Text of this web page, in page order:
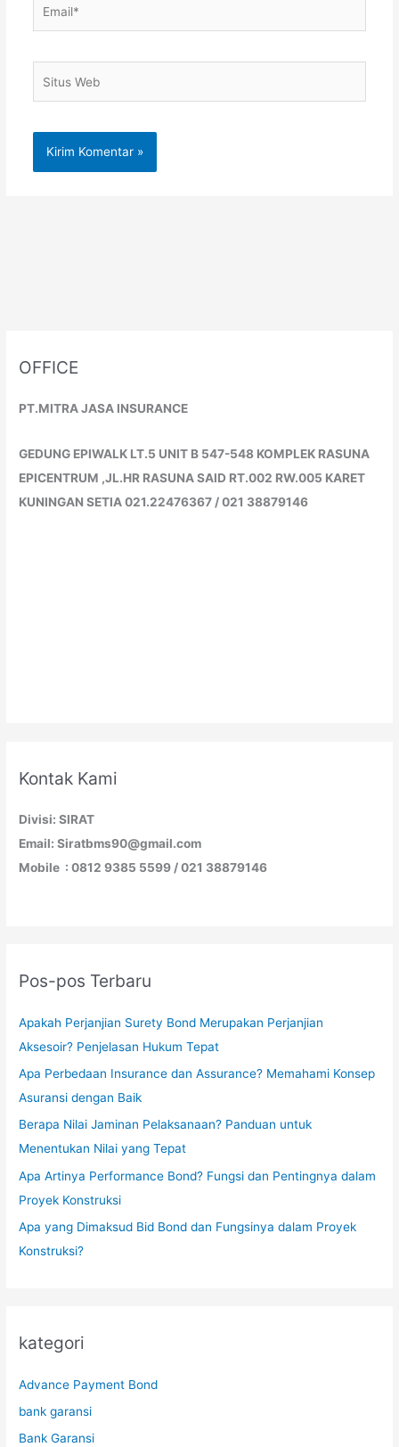
Web
OFFICE
PT.MITRA JASA INSURANCE
GEDUNG EPIWALK LT.5 UNIT B 547-548 KOMPLEK RASUNA
EPICENTRUM ,JL.HR RASUNA SAID RT.002 RW.005 KARET
KUNINGAN SETIA 021.22476367 / 021 38879146
Kontak Kami
Divisi: SIRAT
Email: Siratbms90@gmail.com
Mobile : 0812 9385 5599 / 021 38879146
Pos-pos Terbaru
Apakah Perjanjian Surety Bond Merupakan Perjanjian
Aksesoir? Penjelasan Hukum Tepat
Apa Perbedaan Insurance dan Assurance? Memahami Konsep
Asuransi dengan Baik
Berapa Nilai Jaminan Pelaksanaan? Panduan untuk
Menentukan Nilai yang Tepat
Apa Artinya Performance Bond? Fungsi dan Pentingnya dalam
Proyek Konstruksi
Apa yang Dimaksud Bid Bond dan Fungsinya dalam Proyek
Konstruksi?
kategori
Advance Payment Bond
bank garansi
Bank Garansi